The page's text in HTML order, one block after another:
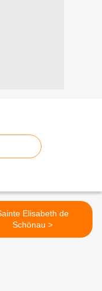
Elisabeth de
Schönau >